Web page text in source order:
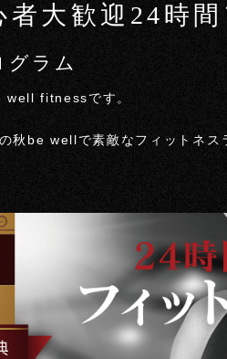
大歓迎24時
グラム
well fitnessです。
秋be wellで素敵なフィットネス